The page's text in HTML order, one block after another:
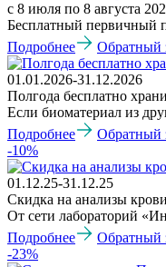
с 8 июля по 8 августа
Бесплатный первичный
Подробнее
Обратный
01.01.2026-31.12.2026
Полгода бесплатно
Если биоматериал из
Подробнее
Обратный
-10%
01.12.25-31.12.25
Скидка на анализы крови
От сети лабораторий
Подробнее
Обратный
-23%